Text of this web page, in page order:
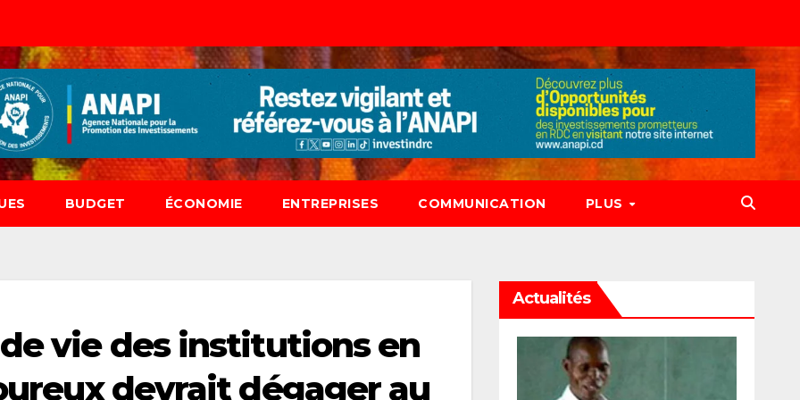
BUDGET ÉCONOMIE ENTREPRISES COMMUNICATION PLUS
vie des institutions en
devrait dégager au
Actualités